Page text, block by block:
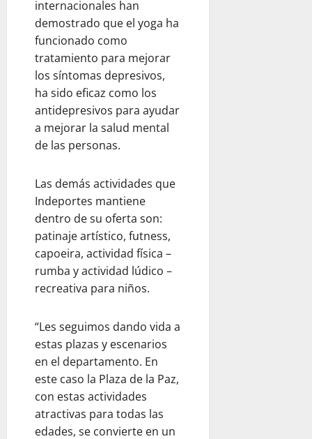
internacionales han
demostrado que el yoga ha
funcionado como
tratamiento para mejorar
los síntomas depresivos,
ha sido eficaz como los
antidepresivos para ayudar
a mejorar la salud mental
de las personas.
Las demás actividades que
Indeportes mantiene
dentro de su oferta son:
patinaje artístico, futness,
capoeira, actividad física –
rumba y actividad lúdico –
recreativa para niños.
“Les seguimos dando vida a
estas plazas y escenarios
en el departamento. En
este caso la Plaza de la Paz,
con estas actividades
atractivas para todas las
edades, se convierte en un